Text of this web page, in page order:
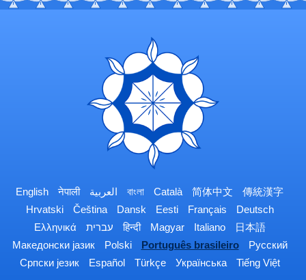
English नेपाली العربية বাংলা Català 简体中文
傳統漢字
Hrvatski
Čeština Dansk Eesti Français
Deutsch
Ελληνικά
עברית हिन्दी Magyar Italiano
日本語
Македонски јазик
Polski Português brasileiro
Русский
Српски језик
Español Türkçe Українська Tiếng Việt